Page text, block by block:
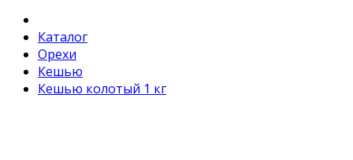
Каталог
Орехи
Кешью
Кешью колотый 1 кг